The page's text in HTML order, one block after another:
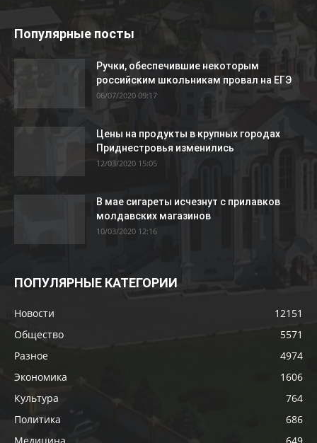
Популярные посты
Ручки, обеспечившие некоторым
российским школьникам провал на ЕГЭ
06/07/2020 09:17
Цены на продукты в крупных городах
Приднестровья изменились
12/03/2020 15:05
В мае сигареты исчезнут с прилавков
молдавских магазинов
10/03/2020 12:16
ПОПУЛЯРНЫЕ КАТЕГОРИИ
Новости
12151
Общество
5571
Разное
4974
Экономика
1606
Культура
764
Политика
686